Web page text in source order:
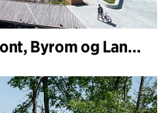
Stigsborg Havnefront, Byrom og Landskap